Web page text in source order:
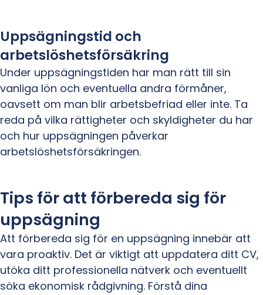
Uppsägningstid och
arbetslöshetsförsäkring
Under uppsägningstiden har man rätt till sin
vanliga lön och eventuella andra förmåner,
oavsett om man blir arbetsbefriad eller inte. Ta
reda på vilka rättigheter och skyldigheter du har
och hur uppsägningen påverkar
arbetslöshetsförsäkringen.
Tips för att förbereda sig för
uppsägning
Att förbereda sig för en uppsägning innebär att
vara proaktiv. Det är viktigt att uppdatera ditt CV,
utöka ditt professionella nätverk och eventuellt
söka ekonomisk rådgivning. Förstå dina